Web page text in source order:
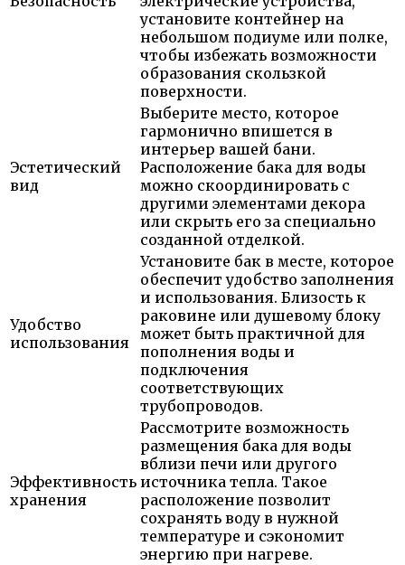
установите контейнер на
небольшом подиуме или полке,
чтобы избежать возможности
образования скользкой
поверхности.
Эстетический
вид
Выберите место, которое
гармонично впишется в
интерьер вашей бани.
Расположение бака для воды
можно скоординировать с
другими элементами декора
или скрыть его за специально
созданной отделкой.
Удобство
использования
Установите бак в месте, которое
обеспечит удобство заполнения
и использования. Близость к
раковине или душевому блоку
может быть практичной для
пополнения воды и
подключения
соответствующих
трубопроводов.
Эффективность
хранения
Рассмотрите возможность
размещения бака для воды
вблизи печи или другого
источника тепла. Такое
расположение позволит
сохранять воду в нужной
температуре и сэкономит
энергию при нагреве.